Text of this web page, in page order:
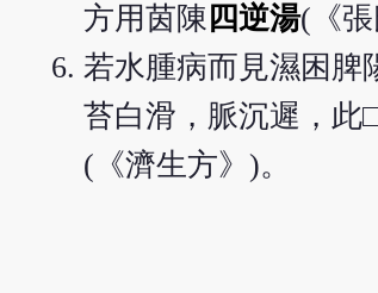
方用茵陳 四逆湯(《張
若水腫病而見濕困脾
苔白滑，脈沉遲，此
(《濟生方》)。